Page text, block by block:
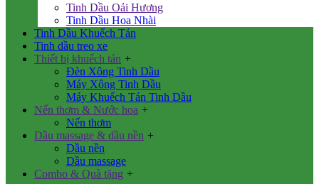
Tinh Dầu Oải Hương
Tinh Dầu Hoa Nhài
Tinh Dầu Khuếch Tán
Tinh dầu treo xe
Thiết bị khuếch tán +
Đèn Xông Tinh Dầu
Máy Xông Tinh Dầu
Máy Khuếch Tán Tinh Dầu
Nến thơm & Nước hoa +
Nến thơm
Dầu massage & dầu nền +
Dầu nền
Dầu massage
Combo & Quà tặng +